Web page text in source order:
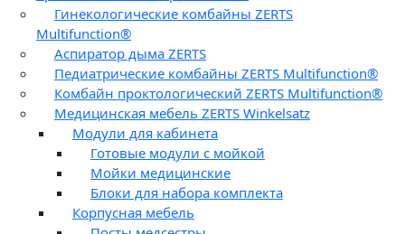
Гинекологические комбайны ZERTS
Multifunction®
Аспиратор дыма ZERTS
Педиатрические комбайны ZERTS Multifunction®
Комбайн проктологический ZERTS Multifunction®
Медицинская мебель ZERTS Winkelsatz
Модули для кабинета
Готовые модули с мойкой
Мойки медицинские
Блоки для набора комплекта
Корпусная мебель